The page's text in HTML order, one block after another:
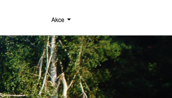
Akce